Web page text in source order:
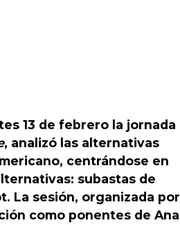
13 de febrero la jornada
, analizó las alternativas
centrándose en
subastas de
La sesión, organizada por
como ponentes de Ana